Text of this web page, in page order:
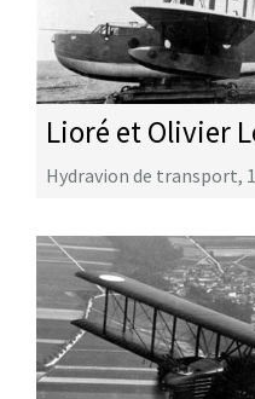
Lioré et Olivier
Hydravion de transport,